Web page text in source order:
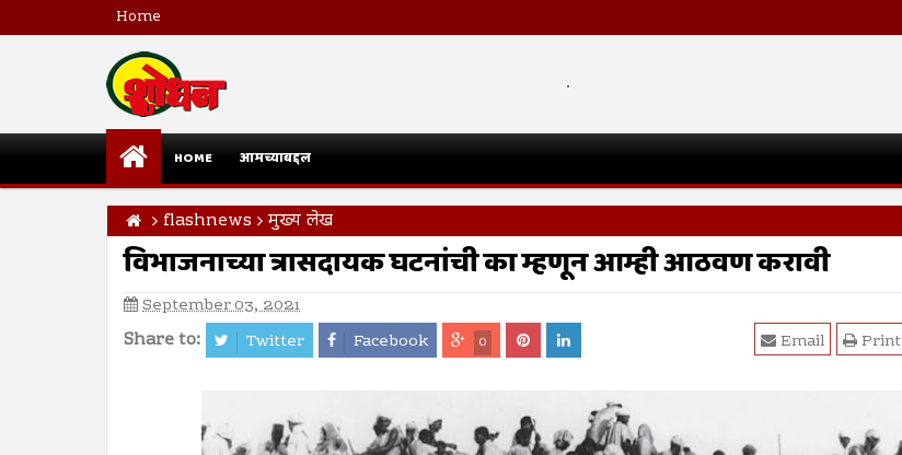
Home
.
HOME आमच्याबद्दल
flashnews मुख्य लेख
विभाजनाच्या त्रासदायक घटनांची का म्हणून आम्ही आठवण करावी
September 03, 2021
Share to: Twitter Facebook 0 Print
Email